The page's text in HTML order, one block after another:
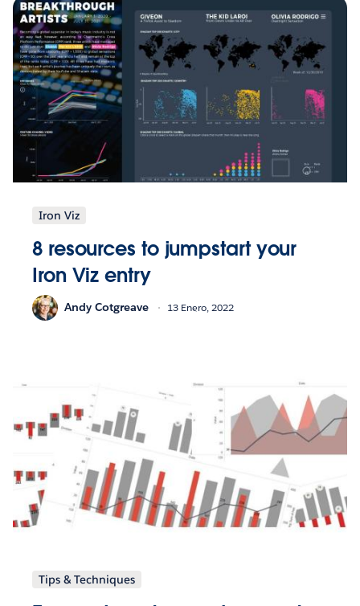
Iron Viz
8 resources to jumpstart your
Iron Viz entry
Andy Cotgreave 13 Enero, 2022
Tips & Techniques